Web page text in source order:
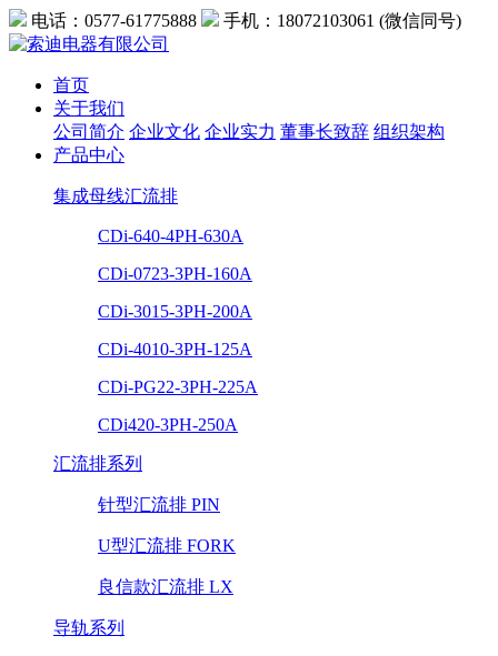
电话：0577-61775888 手机：18072103061 (微信同号)
首页
关于我们
公司简介 企业文化 企业实力 董事长致辞 组织架构
产品中心
集成母线汇流排
CDi-640-4PH-630A
CDi-0723-3PH-160A
CDi-3015-3PH-200A
CDi-4010-3PH-125A
CDi-PG22-3PH-225A
CDi420-3PH-250A
汇流排系列
针型汇流排 PIN
U型汇流排 FORK
良信款汇流排 LX
导轨系列